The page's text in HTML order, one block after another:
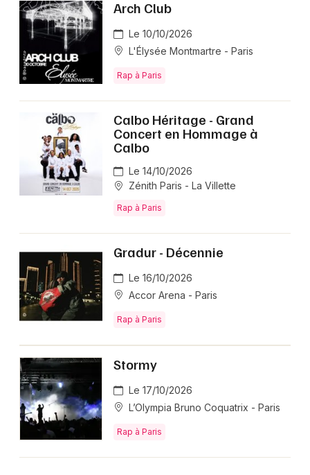
Arch Club
Le 10/10/2026
L'Élysée Montmartre - Paris
Rap à Paris
Calbo Héritage - Grand
Concert en Hommage à
Calbo
Le 14/10/2026
Zénith Paris - La Villette
Rap à Paris
Gradur - Décennie
Le 16/10/2026
Accor Arena - Paris
Rap à Paris
Stormy
Le 17/10/2026
L’Olympia Bruno Coquatrix - Paris
Rap à Paris